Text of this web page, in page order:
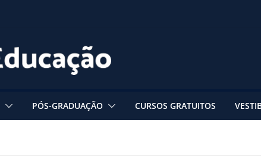
PÓS-GRADUAÇÃO CURSOS GRATUITOS